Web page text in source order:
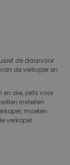
de daarvoor
de verkoper en
en die, zelfs voor
instellen
moeten
verkoper.